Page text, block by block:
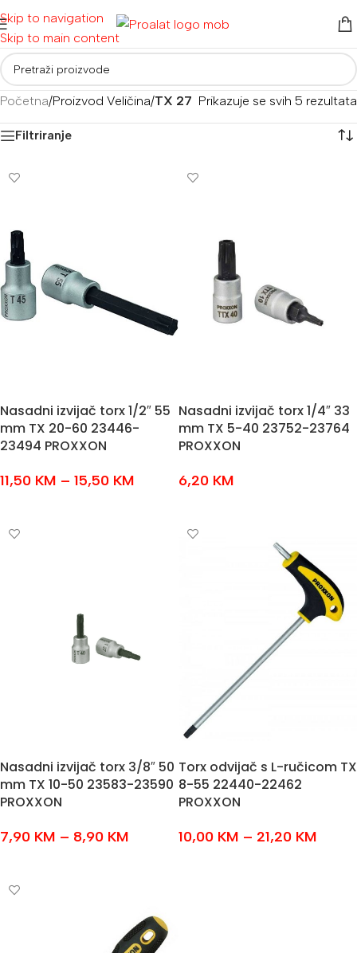
Skip to navigation
Skip to main content
Početna/Proizvod Veličina/TX 27 Prikazuje se svih 5 rezultata
Filtriranje
Nasadni izvijač torx 1/2″ 55
mm TX 20-60 23446-
23494 PROXXON
11,50 KM – 15,50 KM
Nasadni izvijač torx 1/4″ 33
mm TX 5-40 23752-23764
PROXXON
6,20 KM
Nasadni izvijač torx 3/8″ 50
mm TX 10-50 23583-23590
PROXXON
7,90 KM – 8,90 KM
Torx odvijač s L-ručicom TX
8-55 22440-22462
PROXXON
10,00 KM – 21,20 KM